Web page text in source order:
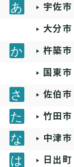
宇佐市
大分市
杵築市
国東市
佐伯市
竹田市
中津市
日出町